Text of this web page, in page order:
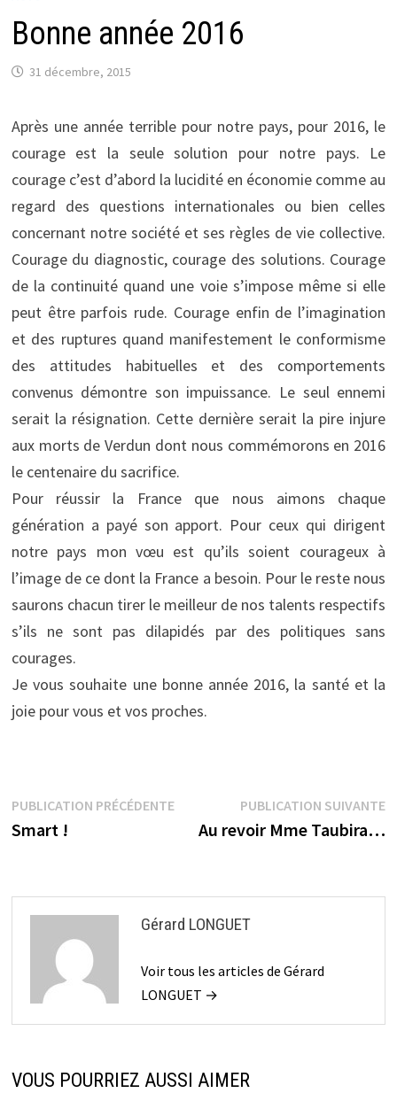
Bonne année 2016
31 décembre, 2015
Après une année terrible pour notre pays, pour 2016, le
courage est la seule solution pour notre pays. Le
courage c’est d’abord la lucidité en économie comme au
regard des questions internationales ou bien celles
concernant notre société et ses règles de vie collective.
Courage du diagnostic, courage des solutions. Courage
de la continuité quand une voie s’impose même si elle
peut être parfois rude. Courage enfin de l’imagination
et des ruptures quand manifestement le conformisme
des attitudes habituelles et des comportements
convenus démontre son impuissance. Le seul ennemi
serait la résignation. Cette dernière serait la pire injure
aux morts de Verdun dont nous commémorons en 2016
le centenaire du sacrifice.
Pour réussir la France que nous aimons chaque
génération a payé son apport. Pour ceux qui dirigent
notre pays mon vœu est qu’ils soient courageux à
l’image de ce dont la France a besoin. Pour le reste nous
saurons chacun tirer le meilleur de nos talents respectifs
s’ils ne sont pas dilapidés par des politiques sans
courages.
Je vous souhaite une bonne année 2016, la santé et la
joie pour vous et vos proches.
Navigation
de
PUBLICATION PRÉCÉDENTEPublication
précédente :
Smart !
PUBLICATION SUIVANTE
Au revoir Mme Taubira…
Gérard LONGUET
Voir tous les articles de Gérard
LONGUET →
VOUS POURRIEZ AUSSI AIMER